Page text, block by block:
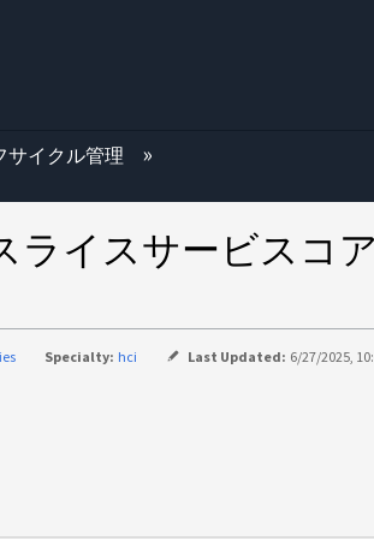
サイクル管理
ライスサービスコ
Specialty: hci Last Updated: 6/27/2025,